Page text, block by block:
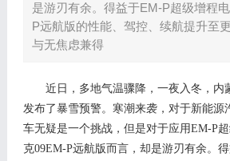
是游刃有余。得益于EM-P超级增程
P远航版的性能、驾控、续航提升至
与无焦虑兼得
近日，多地气温骤降，一夜入冬，内
发布了暴雪预警。寒潮来袭，对于新能源
车无疑是一个挑战，但是对于应用EM-P
克09EM-P远航版而言，却是游刃有余。